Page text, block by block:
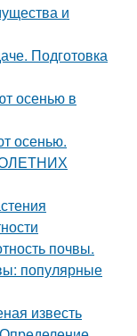
и
Подготовка
осенью в
осенью.
почвы.
популярные
известь